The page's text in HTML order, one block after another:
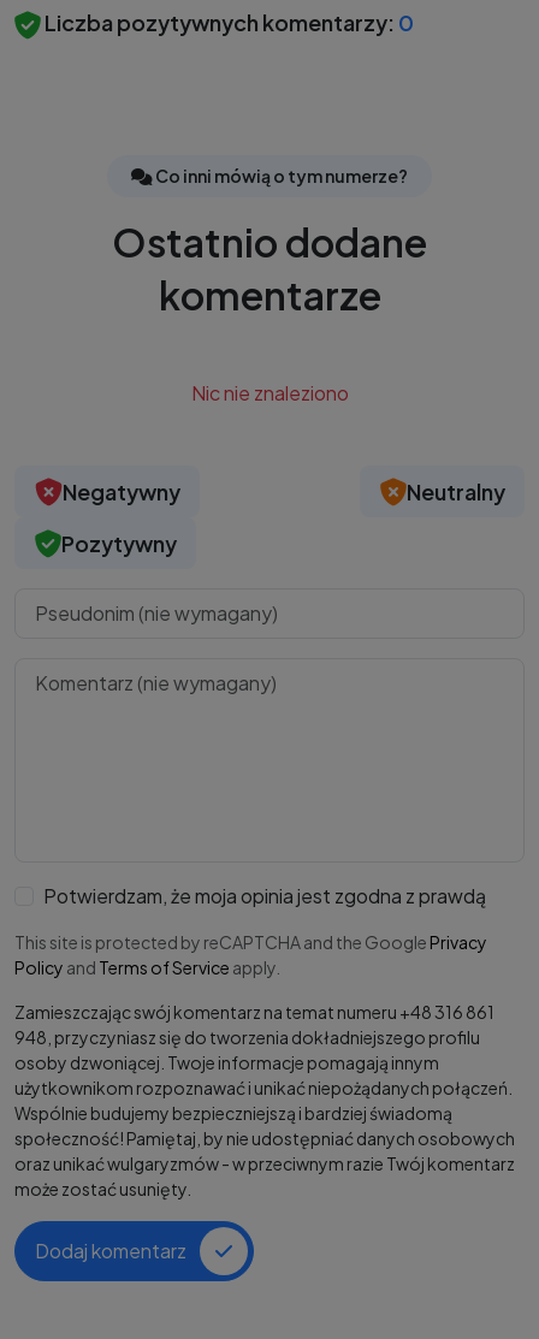
Liczba pozytywnych komentarzy: 0
Co inni mówią o tym numerze?
Ostatnio dodane
komentarze
Nic nie znaleziono
Negatywny
Neutralny
Pozytywny
Potwierdzam, że moja opinia jest zgodna z prawdą
This site is protected by reCAPTCHA and the Google Privacy
Policy and Terms of Service apply.
Zamieszczając swój komentarz na temat numeru +48 316 861
948, przyczyniasz się do tworzenia dokładniejszego profilu
osoby dzwoniącej. Twoje informacje pomagają innym
użytkownikom rozpoznawać i unikać niepożądanych połączeń.
Wspólnie budujemy bezpieczniejszą i bardziej świadomą
społeczność! Pamiętaj, by nie udostępniać danych osobowych
oraz unikać wulgaryzmów - w przeciwnym razie Twój komentarz
może zostać usunięty.
Dodaj komentarz